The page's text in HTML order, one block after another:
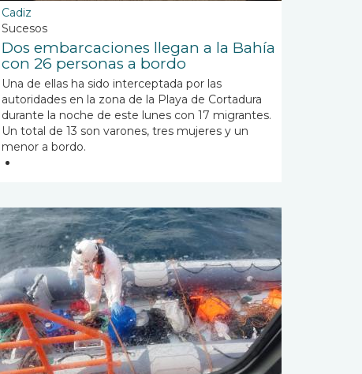
Cadiz
Sucesos
Dos embarcaciones llegan a la Bahía
con 26 personas a bordo
Una de ellas ha sido interceptada por las
autoridades en la zona de la Playa de Cortadura
durante la noche de este lunes con 17 migrantes.
Un total de 13 son varones, tres mujeres y un
menor a bordo.